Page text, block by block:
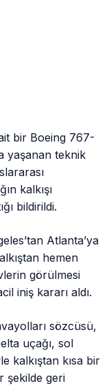
bir Boeing 767-
yaşanan teknik
kalkışı
bildirildi.
Atlanta’ya
hemen
görülmesi
iniş kararı aldı.
sözcüsü,
uçağı, sol
kalkıştan kısa bir
şekilde geri